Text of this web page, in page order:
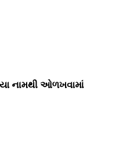
નામથી ઓળખવામાં